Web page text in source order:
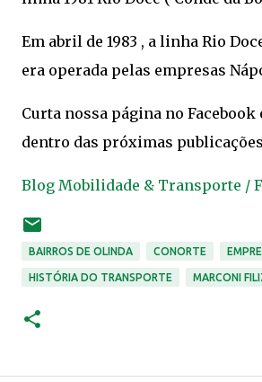
Em abril de 1983 , a linha Rio
era operada pelas empresas
Curta nossa página no Facebook
dentro das próximas publicações
Blog Mobilidade & Transporte /
BAIRROS DE OLINDA CONORTE
HISTÓRIA DO TRANSPORTE MARCONI